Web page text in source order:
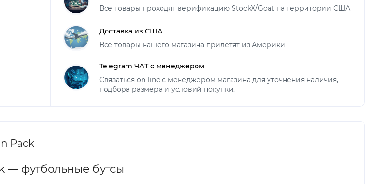
Все товары проходят верификацию StockX/Goat на территории США
Доставка из США
Все товары нашего магазина прилетят из Америки
Telegram ЧАТ с менеджером
Связаться on-line с менеджером магазина для уточнения наличия,
подбора размера и условий покупки.
Pack
— футбольные бутсы